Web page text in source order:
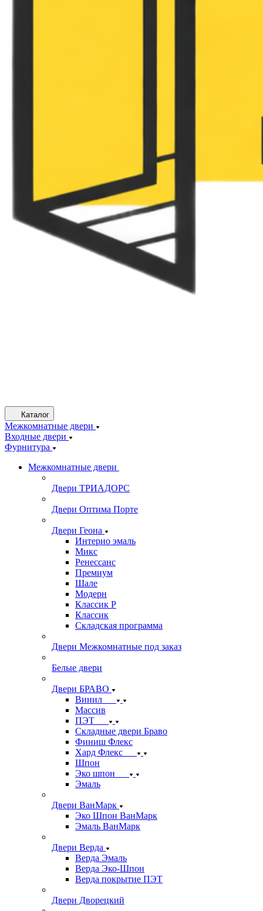
Каталог
Межкомнатные двери
Входные двери
Фурнитура
Межкомнатные двери
Двери ТРИАДОРС
Двери Оптима Порте
Двери Геона
Интерио эмаль
Микс
Ренессанс
Премиум
Шале
Модерн
Классик Р
Классик
Складская программа
Двери Межкомнатные под заказ
Белые двери
Двери БРАВО
Винил
Массив
ПЭТ
Складные двери Браво
Финиш Флекс
Хард Флекс
Шпон
Эко шпон
Эмаль
Двери ВанМарк
Эко Шпон ВанМарк
Эмаль ВанМарк
Двери Верда
Верда Эмаль
Верда Эко-Шпон
Верда покрытие ПЭТ
Двери Дворецкий